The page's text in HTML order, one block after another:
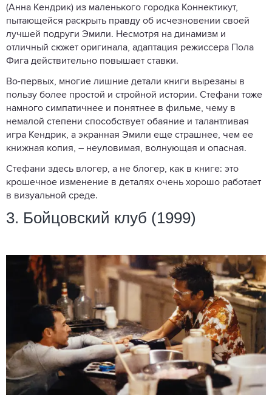
(Анна Кендрик) из маленького городка Коннектикут,
пытающейся раскрыть правду об исчезновении своей
лучшей подруги Эмили. Несмотря на динамизм и
отличный сюжет оригинала, адаптация режиссера Пола
Фига действительно повышает ставки.
Во-первых, многие лишние детали книги вырезаны в
пользу более простой и стройной истории. Стефани тоже
намного симпатичнее и понятнее в фильме, чему в
немалой степени способствует обаяние и талантливая
игра Кендрик, а экранная Эмили еще страшнее, чем ее
книжная копия, – неуловимая, волнующая и опасная.
Стефани здесь влогер, а не блогер, как в книге: это
крошечное изменение в деталях очень хорошо работает
в визуальной среде.
3. Бойцовский клуб (1999)